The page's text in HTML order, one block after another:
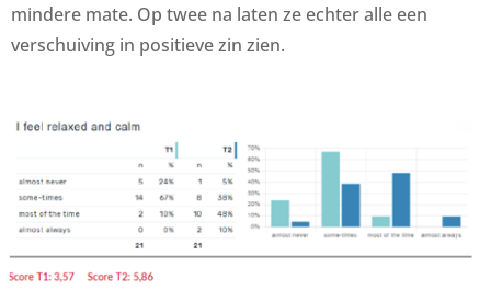
mindere mate. Op twee na laten ze echter alle een
verschuiving in positieve zin zien.